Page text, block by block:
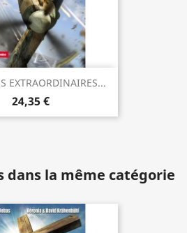
EXTRAORDINAIRES...
24,35 €
dans la même catégorie